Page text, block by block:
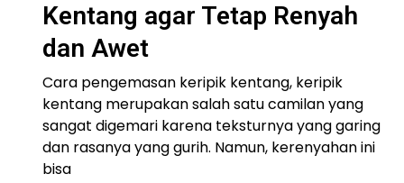
Kentang agar Tetap Renyah
dan Awet
Cara pengemasan keripik kentang, keripik
kentang merupakan salah satu camilan yang
sangat digemari karena teksturnya yang garing
dan rasanya yang gurih. Namun, kerenyahan ini
bisa